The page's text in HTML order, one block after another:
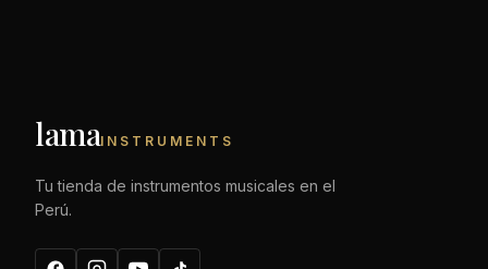
lamaINSTRUMENTS
Tu tienda de instrumentos musicales en el
Perú.